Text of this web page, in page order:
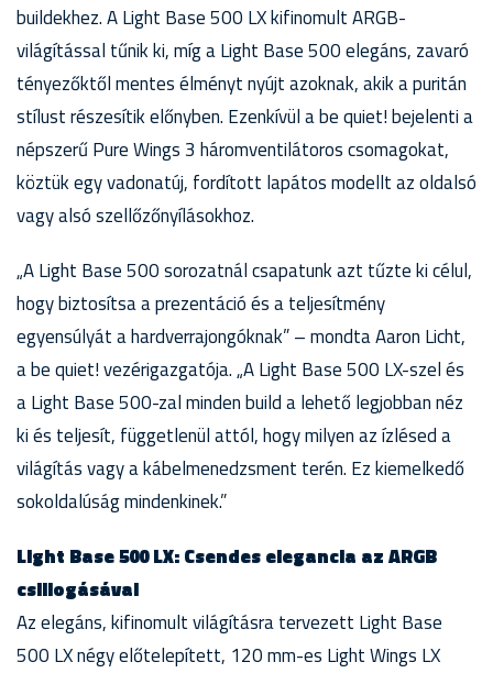
buildekhez. A Light Base 500 LX kifinomult ARGB-
világítással tűnik ki, míg a Light Base 500 elegáns, zavaró
tényezőktől mentes élményt nyújt azoknak, akik a puritán
stílust részesítik előnyben. Ezenkívül a be quiet! bejelenti a
népszerű Pure Wings 3 háromventilátoros csomagokat,
köztük egy vadonatúj, fordított lapátos modellt az oldalsó
vagy alsó szellőzőnyílásokhoz.
„A Light Base 500 sorozatnál csapatunk azt tűzte ki célul,
hogy biztosítsa a prezentáció és a teljesítmény
egyensúlyát a hardverrajongóknak” – mondta Aaron Licht,
a be quiet! vezérigazgatója. „A Light Base 500 LX-szel és
a Light Base 500-zal minden build a lehető legjobban néz
ki és teljesít, függetlenül attól, hogy milyen az ízlésed a
világítás vagy a kábelmenedzsment terén. Ez kiemelkedő
sokoldalúság mindenkinek.”
Light Base 500 LX: Csendes elegancia az ARGB
csillogásával
Az elegáns, kifinomult világításra tervezett Light Base
500 LX négy előtelepített, 120 mm-es Light Wings LX